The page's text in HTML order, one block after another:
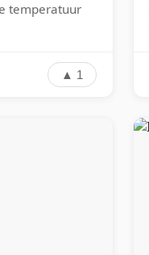
temperatuur
▲ 1